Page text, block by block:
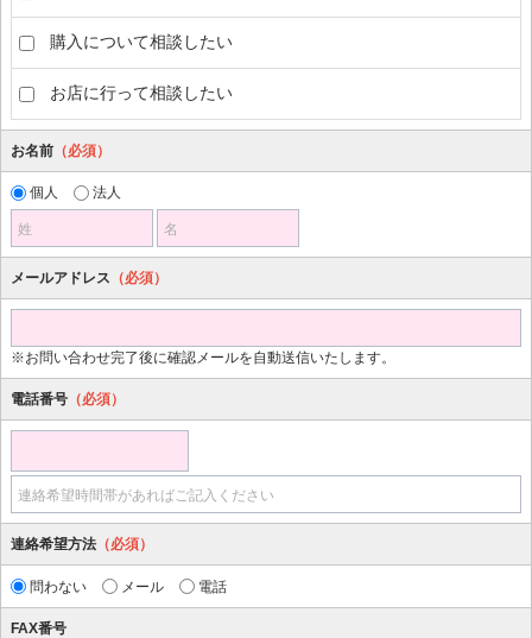
購入について相談したい
お店に行って相談したい
お名前 （必須）
個人 法人
姓 名
メールアドレス （必須）
※お問い合わせ完了後に確認メールを自動送信いたします。
電話番号 （必須）
連絡希望時間帯があればご記入ください
連絡希望方法 （必須）
問わない メール 電話
FAX番号